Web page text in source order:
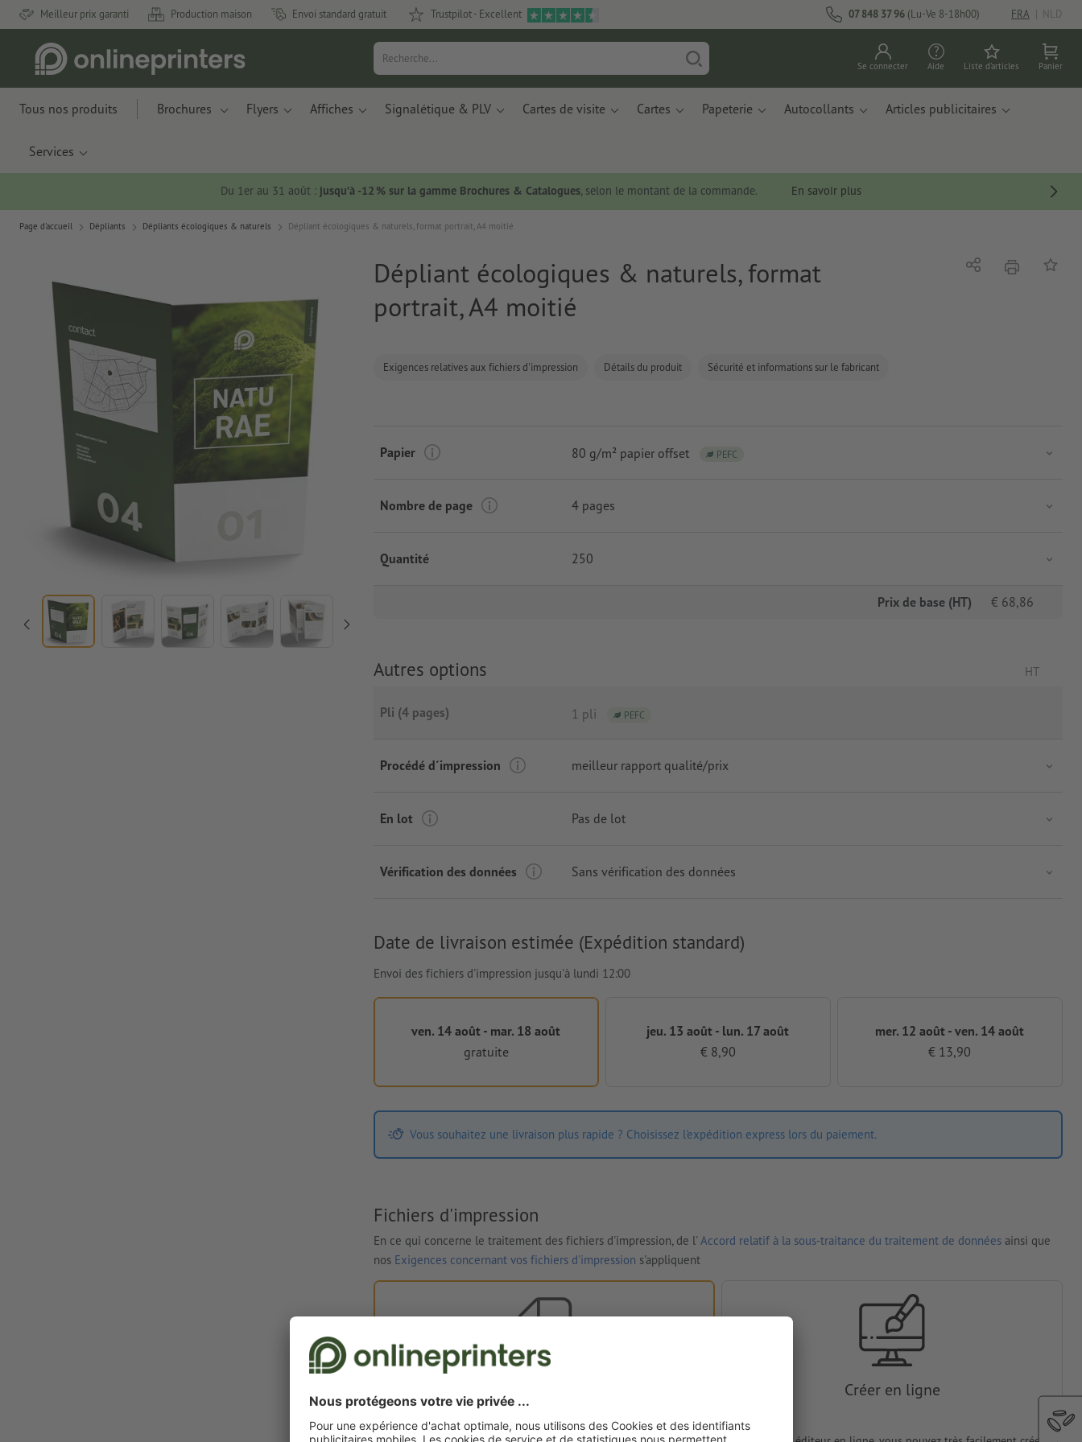
Meilleur prix garanti Production maison Envoi standard gratuit Trustpilot - Excellent 07 848 37 96 (Lu-Ve 8-18h00) FRA | NLD
Se connecter Aide Liste d'articles Panier
Tous nos produits Brochures Flyers Affiches Signalétique & PLV Cartes de visite Cartes Papeterie Autocollants Articles publicitaires
Services
Du 1er au 31 août : jusqu’à -12 % sur la gamme Brochures & Catalogues, selon le montant de la commande. En savoir plus
Page d'accueil Dépliants Dépliants écologiques & naturels Dépliant écologiques & naturels, format portrait, A4 moitié
Dépliant écologiques & naturels, format
portrait, A4 moitié
Exigences relatives aux fichiers d'impression Détails du produit Sécurité et informations sur le fabricant
Partagerimprimer
Papier 80 g/m² papier offset PEFC
Nombre de page 4 pages
Quantité 250
Prix de base (HT) € 68,86
Autres options HT
Pli (4 pages) 1 pli PEFC
Procédé d´impression meilleur rapport qualité/prix
En lot Pas de lot
Vérification des données Sans vérification des données
Date de livraison estimée (Expédition standard)
Envoi des fichiers d'impression jusqu'à lundi 12:00
ven. 14 août - mar. 18 août
gratuite
jeu. 13 août - lun. 17 août
€ 8,90
mer. 12 août - ven. 14 août
€ 13,90
Vous souhaitez une livraison plus rapide ? Choisissez l'expédition express lors du paiement.
Fichiers d'impression
En ce qui concerne le traitement des fichiers d'impression, de l'Accord relatif à la sous-traitance du traitement de données ainsi que
nos Exigences concernant vos fichiers d'impression s'appliquent
Créer en ligne